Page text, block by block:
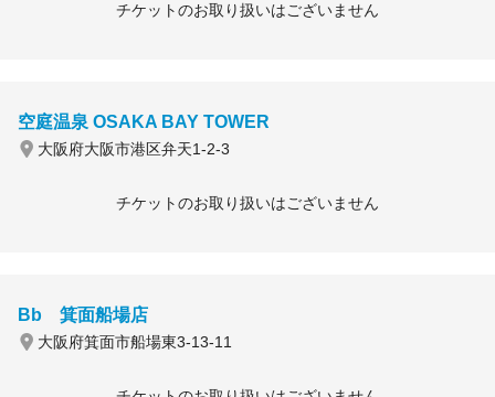
チケットのお取り扱いはございません
空庭温泉 OSAKA BAY TOWER
大阪府大阪市港区弁天1-2-3
チケットのお取り扱いはございません
Bb 箕面船場店
大阪府箕面市船場東3-13-11